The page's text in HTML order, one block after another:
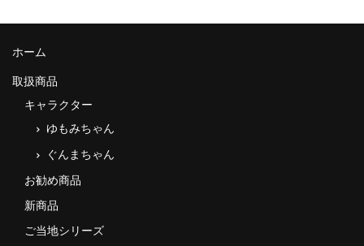
ホーム
取扱商品
キャラクター
ゆもみちゃん
ぐんまちゃん
お勧め商品
新商品
ご当地シリーズ